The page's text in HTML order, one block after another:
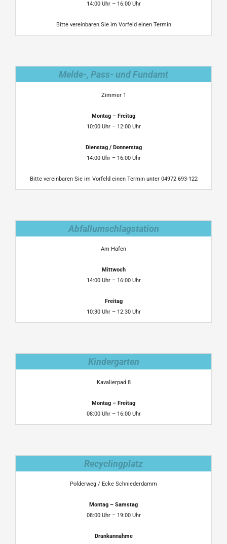
14:00 Uhr – 16:00 Uhr
Bitte vereinbaren Sie im Vorfeld einen Termin
Melde-, Pass- und Fundamt
Zimmer 1
Montag – Freitag
10:00 Uhr – 12:00 Uhr
Dienstag / Donnerstag
14:00 Uhr – 16:00 Uhr
Bitte vereinbaren Sie im Vorfeld einen Termin unter 04972 693-122
Abfallumschlagstation
Am Hafen
Mittwoch
14:00 Uhr – 16:00 Uhr
Freitag
10:30 Uhr – 12:30 Uhr
Kindergarten
Kavalierpad 8
Montag – Freitag
08:00 Uhr – 16:00 Uhr
Recyclingplatz
Polderweg / Ecke Schniederdamm
Montag – Samstag
08:00 Uhr – 19:00 Uhr
Drankannahme